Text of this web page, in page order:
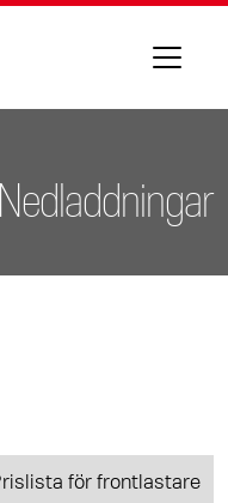
Nedladdningar
för frontlastare